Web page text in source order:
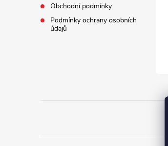
Obchodní podmínky
Podmínky ochrany osobních
údajů